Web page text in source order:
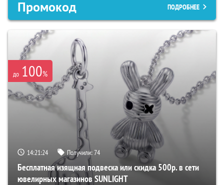
Промокод ПОДРОБНЕЕ
до 100%
14:21:23 Получили:74
Бесплатная изящная подвеска или скидка 500р. в сети
ювелирных магазинов SUNLIGHT